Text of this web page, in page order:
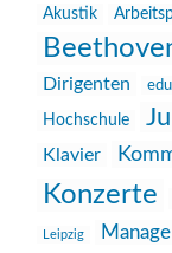
Akustik
Dirigenten
Hochschule
Klavier
Konzerte
Leipzig